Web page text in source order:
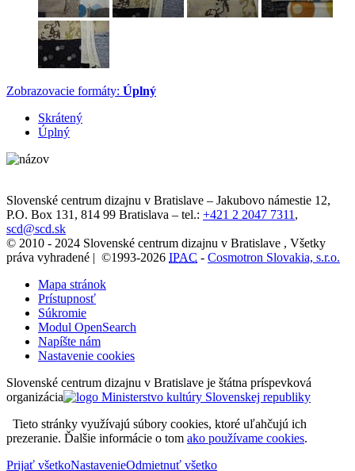
Zobrazovacie formáty: Úplný
Skrátený
Úplný
Slovenské centrum dizajnu v Bratislave – Jakubovo námestie 12,
P.O. Box 131, 814 99 Bratislava – tel.: +421 2 2047 7311 ,
scd@scd.sk
© 2010 - 2024 Slovenské centrum dizajnu v Bratislave , Všetky
práva vyhradené | ©1993-2026 IPAC - Cosmotron Slovakia, s.r.o.
Mapa stránok
Prístupnosť
Súkromie
Modul OpenSearch
Napíšte nám
Nastavenie cookies
Slovenské centrum dizajnu v Bratislave je štátna príspevková
organizácia
Tieto stránky využívajú súbory cookies, ktoré uľahčujú ich
prezeranie. Ďalšie informácie o tom ako používame cookies.
Prijať všetkoNastavenieOdmietnuť všetko